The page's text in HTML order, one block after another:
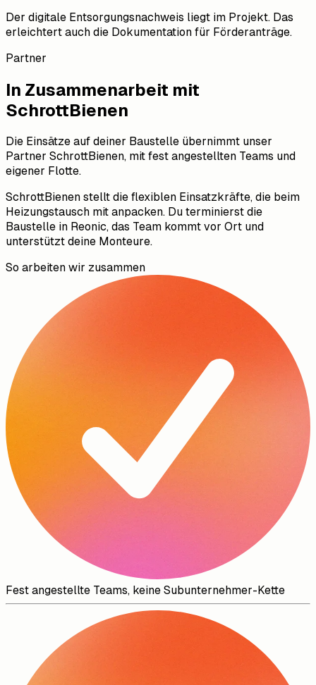
Der digitale Entsorgungsnachweis liegt im Projekt. Das
erleichtert auch die Dokumentation für Förderanträge.
Partner
In Zusammenarbeit mit
SchrottBienen
Die Einsätze auf deiner Baustelle übernimmt unser
Partner SchrottBienen, mit fest angestellten Teams und
eigener Flotte.
SchrottBienen stellt die flexiblen Einsatzkräfte, die beim
Heizungstausch mit anpacken. Du terminierst die
Baustelle in Reonic, das Team kommt vor Ort und
unterstützt deine Monteure.
So arbeiten wir zusammen
Fest angestellte Teams, keine Subunternehmer-Kette